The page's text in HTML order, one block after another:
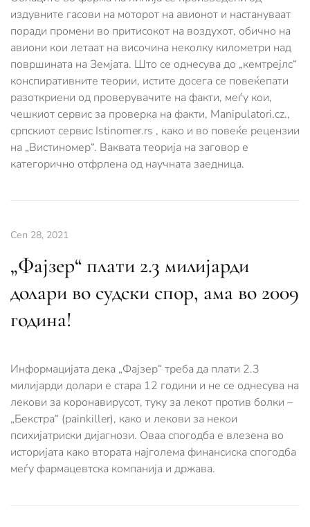
издувните гасови на моторот на авионот и настануваат
поради промени во притисокот на воздухот, обично на
авиони кои летаат на височина неколку километри над
површината на Земјата. Што се однесува до „кемтрејлс“
конспиративните теории, истите досега се повеќепати
разоткриени од проверувачите на факти, меѓу кои,
чешкиот сервис за проверка на факти, Manipulatori.cz.,
српскиот сервис Istinomer.rs , како и во повеќе рецензии
на „Вистиномер“. Ваквата теорија на заговор е
категорично отфрлена од научната заедница.
Сеп 28, 2021
„Фајзер“ плати 2.3 милијарди
долари во судски спор, ама во 2009
година!
Информацијата дека „Фајзер“ треба да плати 2.3
милијарди долари е стара 12 години и не се однесува на
лекови за коронавирусот, туку за лекот против болки –
„Бекстра“ (painkiller), како и лекови за некои
психијатриски дијагнози. Оваа спогодба е влезена во
историјата како втората најголема финансиска спогодба
меѓу фармацевтска компанија и држава.